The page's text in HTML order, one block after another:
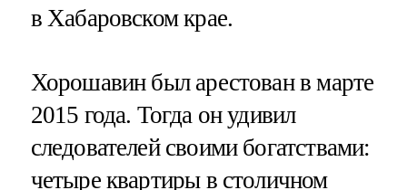
в Хабаровском крае.
Хорошавин был арестован в марте
2015 года. Тогда он удивил
следователей своими богатствами:
четыре квартиры в столичном